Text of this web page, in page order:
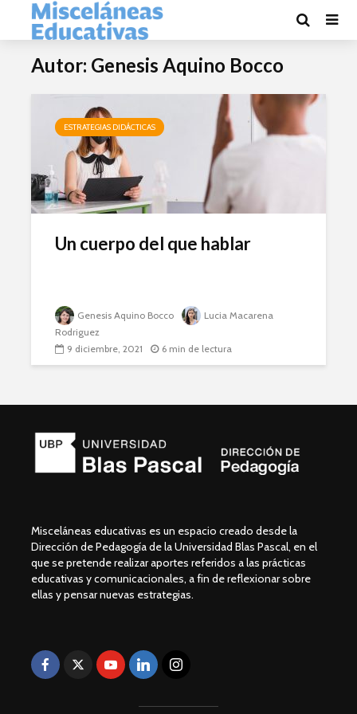
Autor: Genesis Aquino Bocco
ESTRATEGIAS DIDÁCTICAS
Un cuerpo del que hablar
Genesis Aquino Bocco
Lucia Macarena
Rodriguez
9 diciembre, 2021
6 min de lectura
Misceláneas educativas es un espacio creado desde la
Dirección de Pedagogía de la Universidad Blas Pascal, en el
que se pretende realizar aportes referidos a las prácticas
educativas y comunicacionales, a fin de reflexionar sobre
ellas y pensar nuevas estrategias.